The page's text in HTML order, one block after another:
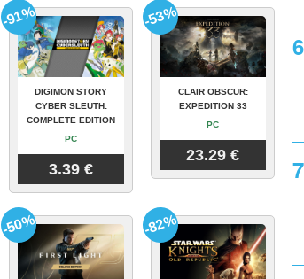
DIGIMON STORY
CYBER SLEUTH:
COMPLETE EDITION
PC
3.39 €
-91%
CLAIR OBSCUR:
EXPEDITION 33
PC
23.29 €
-53%
-50% -82%